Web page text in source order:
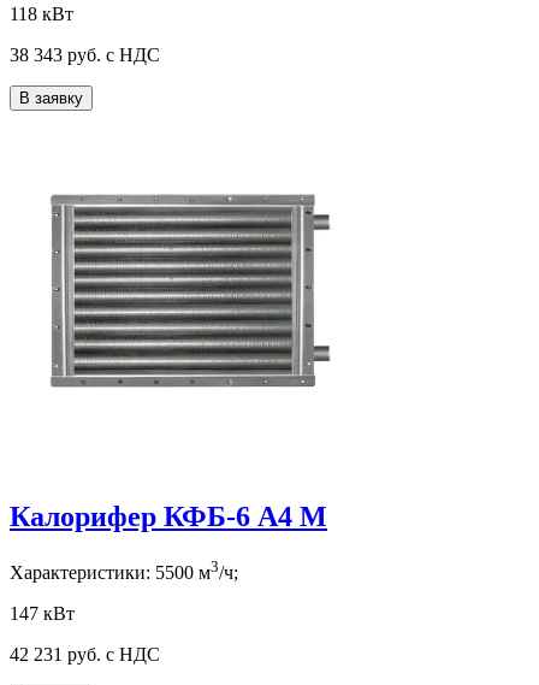
118 кВт
38 343 руб. с НДС
В заявку
Калорифер КФБ-6 А4 М
Характеристики: 5500 м3/ч;
147 кВт
42 231 руб. с НДС